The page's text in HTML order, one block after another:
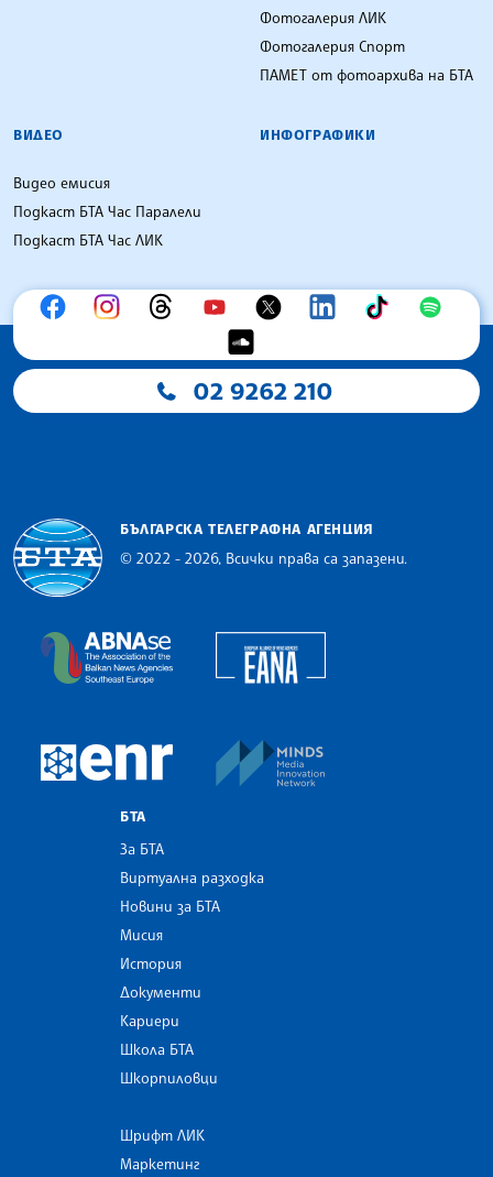
Фотогалерия ЛИК
Фотогалерия Спорт
ПАМЕТ от фотоархива на БТА
ВИДЕО
Видео емисия
Подкаст БТА Час Паралели
Подкаст БТА Час ЛИК
ИНФОГРАФИКИ
02 9262 210
БЪЛГАРСКА ТЕЛЕГРАФНА АГЕНЦИЯ
© 2022 - 2026, Всички права са запазени.
The Assocoation of the Balkan News Agencies
European Newsroom
БТА
За БТА
Виртуална разходка
Новини за БТА
Мисия
История
Документи
Кариери
Школа БТА
Шкорпиловци
Шрифт ЛИК
Маркетинг